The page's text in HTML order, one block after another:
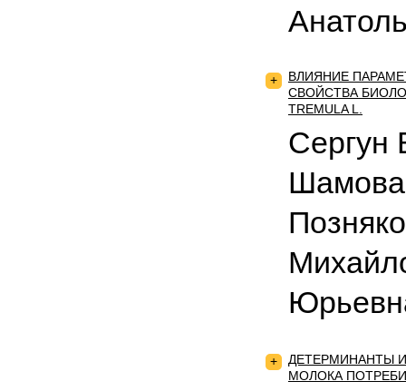
+
ВЛИЯНИЕ
СВОЙСТВА
TREMULA L.
Сергун
+
ДЕТЕРМИНАНТЫ
МОЛОКА